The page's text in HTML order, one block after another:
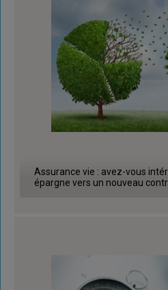
Assurance vie : avez-vous
épargne vers un nouveau